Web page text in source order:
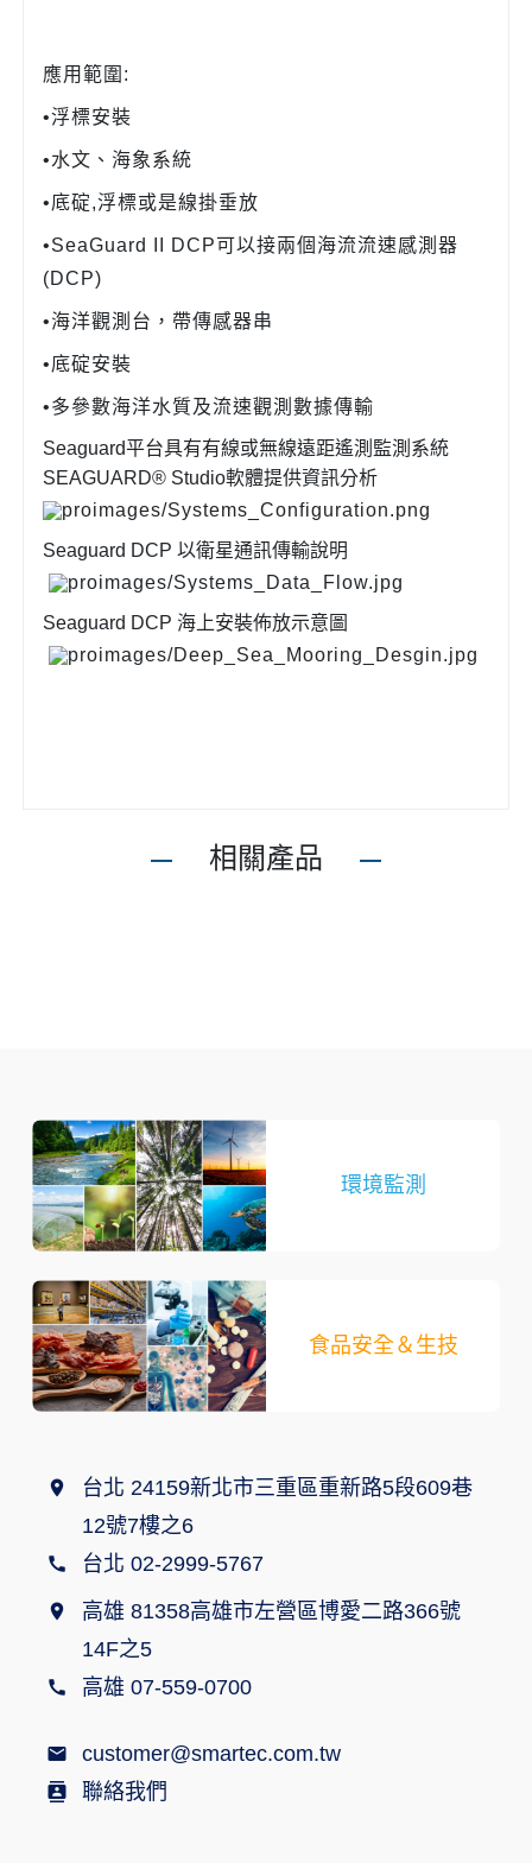
應用範圍:
•浮標安裝
•水文、海象系統
•底碇,浮標或是線掛垂放
•SeaGuard II DCP可以接兩個海流流速感測器
(DCP)
•海洋觀測台，帶傳感器串
•底碇安裝
•多參數海洋水質及流速觀測數據傳輸
Seaguard平台具有有線或無線遠距遙測監測系統
SEAGUARD® Studio軟體提供資訊分析
Seaguard DCP 以衛星通訊傳輸說明
Seaguard DCP 海上安裝佈放示意圖
相關產品
環境監測
食品安全＆生技
台北 24159新北市三重區重新路5段609巷
12號7樓之6
台北 02-2999-5767
高雄 81358高雄市左營區博愛二路366號
14F之5
高雄 07-559-0700
customer@smartec.com.tw
聯絡我們